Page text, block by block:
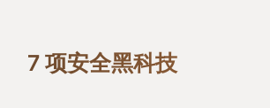
7 项安全黑科技